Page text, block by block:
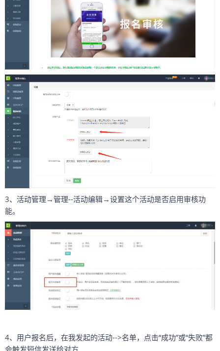
3、活动管理→管理--活动编辑→设置这个活动是否启用审核功
能。
4、用户报名后，在我发起的活动-->名单，点击“成功”或“失败”都
会触发短信发送给对方